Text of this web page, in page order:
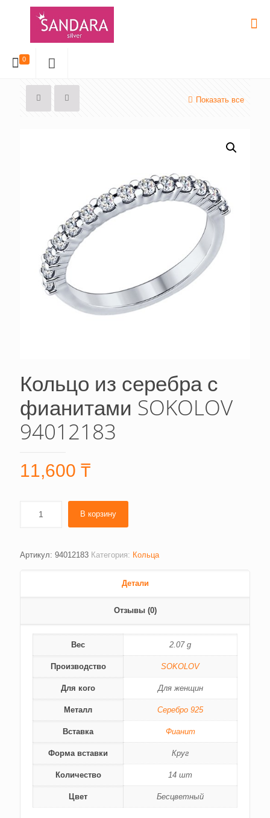
0
Показать все
Кольцо из серебра с
фианитами SOKOLOV
94012183
11,600 ₸
В корзину
Артикул: 94012183 Категория: Кольца
Детали
Отзывы (0)
Вес 2.07 g
Производство SOKOLOV
Для кого Для женщин
Металл Серебро 925
Вставка Фианит
Форма вставки Круг
Количество 14 шт
Цвет Бесцветный